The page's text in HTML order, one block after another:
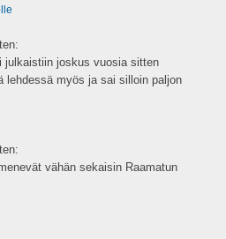
julkaistiin joskus vuosia sitten
lehdessä myös ja sai silloin paljon
vähän sekaisin Raamatun